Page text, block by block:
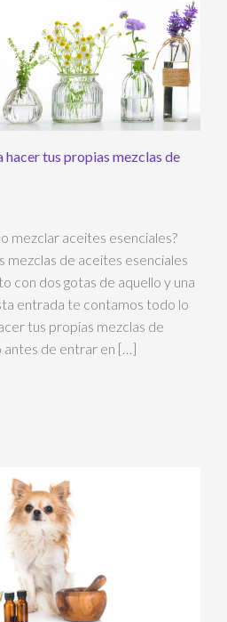
hacer tus propias mezclas de
mezclar aceites esenciales?
mezclas de aceites esenciales
con dos gotas de aquello y una
entrada te contamos todo lo
tus propias mezclas de
antes de entrar en […]